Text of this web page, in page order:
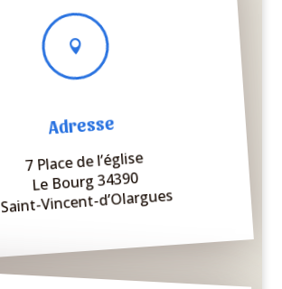

Adresse
7 Place de l’église
Le Bourg 34390
Saint-Vincent-d’Olargues